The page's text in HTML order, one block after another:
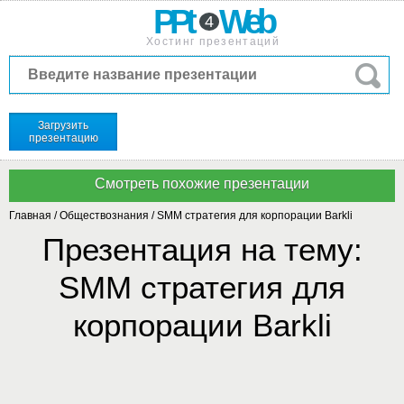
PPt 4 Web
Хостинг презентаций
Загрузить
презентацию
Главная /Обществознания /SMM стратегия для корпорации Barkli
Презентация на тему:
SMM стратегия для
корпорации Barkli